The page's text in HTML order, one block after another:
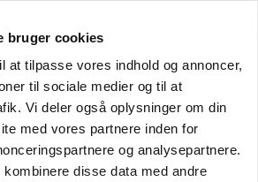
bruger cookies
at tilpasse vores indhold og annoncer,
til sociale medier og til at
Vi deler også oplysninger om din
med vores partnere inden for
og analysepartnere.
disse data med andre